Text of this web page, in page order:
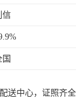
信
国
送中心，证照齐